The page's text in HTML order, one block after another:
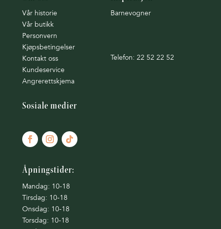
Vår historie
Vår butikk
Personvern
Kjøpsbetingelser
Kontakt oss
Kundeservice
Angrerettskjema
Barnevogner
Telefon: 22 52 22 52
Sosiale medier
Åpningstider:
Mandag: 10-18
Tirsdag: 10-18
Onsdag: 10-18
Torsdag: 10-18